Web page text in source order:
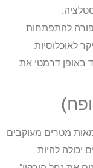
להתפתחות
לאוכלוסיות
באופן דרמטי את
מאות מטרים מעוקבים
יכולה להיות